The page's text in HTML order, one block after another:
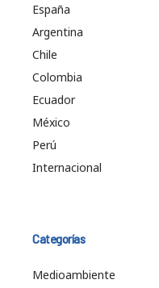
España
Argentina
Chile
Colombia
Ecuador
México
Perú
Internacional
Categorías
Medioambiente